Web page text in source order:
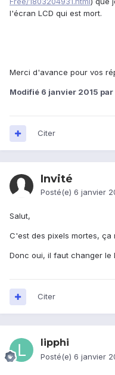
l'écran LCD qui est mort.
Merci d'avance pour vos
Modifié 6 janvier 2015
Citer
Invité
Posté(e) 6 janvier
Salut,
C'est des pixels mortes, ça
Donc oui, il faut changer le
Citer
lipphi
Posté(e) 6 janvier